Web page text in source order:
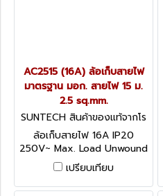
AC2515 (16A) ล้อเก็บสายไฟ
มาตรฐาน มอก. สายไฟ 15 ม.
2.5 sq.mm.
SUNTECH สินค้าของแท้จากโร
งงานผู้ผลิต AC2515
ล้อเก็บสายไฟ 16A IP20
250V~ Max. Load Unwound
3600W / Wound 2200W
อุปกรณ์ป้องกันกระแสไฟฟ้าเกิน
ได้มาตรฐาน IEC60934
เปรียบเทียบ